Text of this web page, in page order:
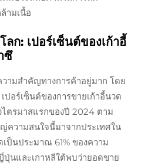
ามเนื้อ
ก: เปอร์เซ็นต์ของเก้าอี้
ซึ
ามสำคัญทางการค้าอยู่มาก โดย
อร์เซ็นต์ของการขายเก้าอี้นวด
ตรมาสแรกของปี 2024 ตาม
ความสนใจนี้มาจากประเทศใน
ป็นประมาณ 61% ของความ
นและเกาหลีใต้พบว่ายอดขาย